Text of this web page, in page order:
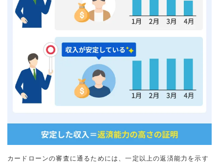
カードローンの審査に通るためには、一定以上の返済能力を示す